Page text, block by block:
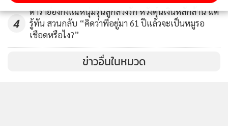
4
ดาราฮ่องกงแฉหนุ่มรุ่นลูกลวงรัก หวังตุ๋นเงินหลักล้าน แต่
รู้ทัน สวนกลับ “คิดว่าพี่อยู่มา 61 ปีแล้วจะเป็นหมูรอ
เชือดหรือไง?”
ข่าวอื่นในหมวด